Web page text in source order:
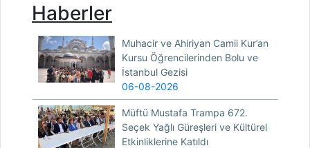
Haberler
Muhacir ve Ahiriyan Camii Kur’an
Kursu Öğrencilerinden Bolu ve
İstanbul Gezisi
06-08-2026
Müftü Mustafa Trampa 672.
Seçek Yağlı Güreşleri ve Kültürel
Etkinliklerine Katıldı